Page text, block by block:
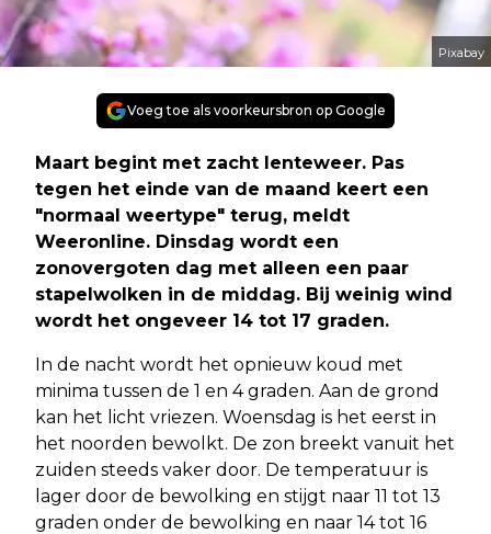
Pixabay
Voeg toe als voorkeursbron op Google
Maart begint met zacht lenteweer. Pas
tegen het einde van de maand keert een
"normaal weertype" terug, meldt
Weeronline. Dinsdag wordt een
zonovergoten dag met alleen een paar
stapelwolken in de middag. Bij weinig wind
wordt het ongeveer 14 tot 17 graden.
In de nacht wordt het opnieuw koud met
minima tussen de 1 en 4 graden. Aan de grond
kan het licht vriezen. Woensdag is het eerst in
het noorden bewolkt. De zon breekt vanuit het
zuiden steeds vaker door. De temperatuur is
lager door de bewolking en stijgt naar 11 tot 13
graden onder de bewolking en naar 14 tot 16